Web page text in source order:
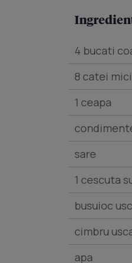
4 bucati
8 catei
1 ceapa
sare
1 cescuta
busuioc
cimbru
apa